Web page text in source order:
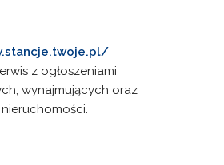
z ogłoszeniami
wynajmujących oraz